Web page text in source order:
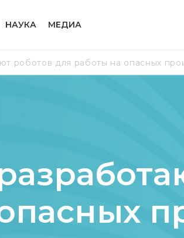
НАУКА МЕДИА
роботов для работы на опасных